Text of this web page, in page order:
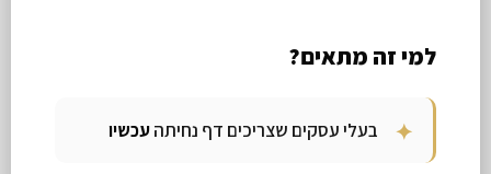
למי זה מתאים?
בעלי עסקים שצריכים דף נחיתהעכשיו